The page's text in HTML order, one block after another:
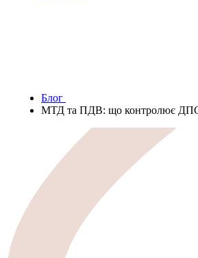
Блог
МТД та ПДВ: що контролює